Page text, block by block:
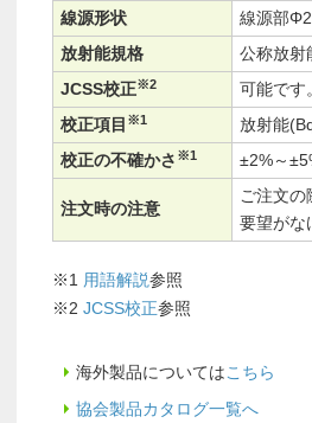
線源形状
線源部
放射能規格
公称放射
JCSS校正※2
可能です
校正項目 ※1
放射能
校正の不確かさ ※1 ±2%～
注文時の注意
ご注文の
要望がな
※1 用語解説参照
※2 JCSS校正参照
海外製品についてはこちら
協会製品カタログ一覧へ